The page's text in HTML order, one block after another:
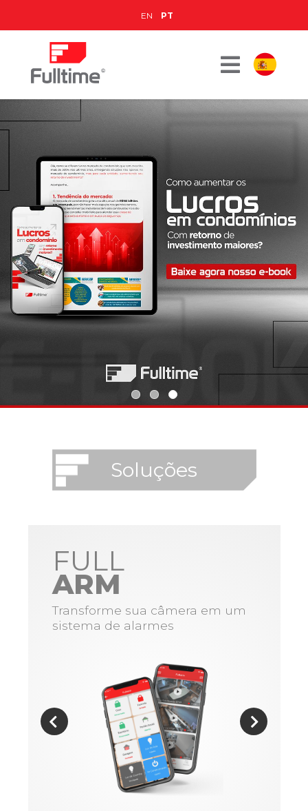
EN PT
Soluções
FULL
ARM
Transforme sua câmera em um
sistema de alarmes